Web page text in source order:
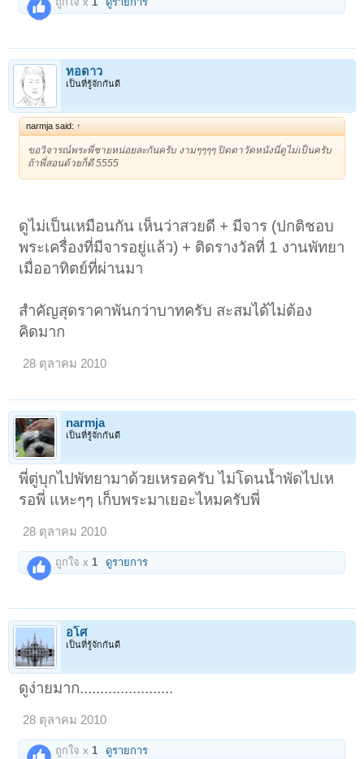
ทอดาว
เป็นที่รู้จักกันดี
narmja said: ↑
ขอวิจารณ์พระพี่ชายหน่อยละกันครับ งามๆๆๆๆ ปิดตาวัดหนังนี่ดูไม่เป็นครับ
ถ้าพี่สอนด้วยก็ดี 5555
ดูไม่เป็นเหมือนกัน เห็นว่าสวยดี + มีจาร (ปกติชอบ
พระเครื่องที่มีจารอยู่แล้ว) + ติดรางวัลที่ 1 งานพัทยา
เมื่ออาทิตย์ที่ผ่านมา
สำคัญสุดราคาพันกว่าบาทครับ สะสมได้ไม่ต้อง
คิดมาก
28 ตุลาคม 2010
narmja
เป็นที่รู้จักกันดี
พี่ตู่บุกไปพัทยามาด้วยเหรอครับ ไม่โดนน้ำพัดไปเห
รอพี่ แหะๆๆ เก็บพระมาเยอะไหมครับพี่
28 ตุลาคม 2010
ถูกใจ x1 ดูรายการ
อโศ
เป็นที่รู้จักกันดี
ดูง่ายมาก.......................
28 ตุลาคม 2010
ถูกใจ x 1 ดูรายการ